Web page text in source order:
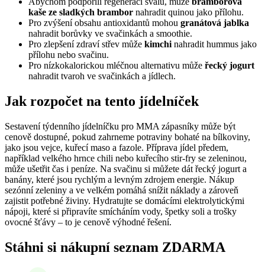
kaše ze sladkých brambor nahradit quinou jako přílohu.
Pro zvýšení obsahu antioxidantů mohou granátová jablka
nahradit borůvky ve svačinkách a smoothie.
Pro zlepšení zdraví střev může kimchinahradit hummus jako
přílohu nebo svačinu.
Pro nízkokalorickou mléčnou alternativu může řecký jogurt
nahradit tvaroh ve svačinkách a jídlech.
Jak rozpočet na tento jídelníček
Sestavení týdenního jídelníčku pro MMA zápasníky může být
cenově dostupné, pokud zahrneme potraviny bohaté na bílkoviny,
jako jsou vejce, kuřecí maso a fazole. Příprava jídel předem,
například velkého hrnce chili nebo kuřecího stir-fry se zeleninou,
může ušetřit čas i peníze. Na svačinu si můžete dát řecký jogurt a
banány, které jsou rychlým a levným zdrojem energie. Nákup
sezónní zeleniny a ve velkém pomáhá snížit náklady a zároveň
zajistit potřebné živiny. Hydratujte se domácími elektrolytickými
nápoji, které si připravíte smícháním vody, špetky soli a trošky
ovocné šťávy – to je cenově výhodné řešení.
Stáhni si nákupní seznam ZDARMA